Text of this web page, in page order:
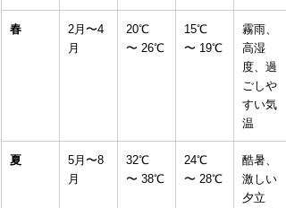
春
2月〜4
月
20℃
〜 26℃
15℃
〜 19℃
霧雨、
高湿
度、過
ごしや
すい気
温
夏
5月〜8
月
32℃
〜 38℃
24℃
〜 28℃
酷暑、
激しい
夕立